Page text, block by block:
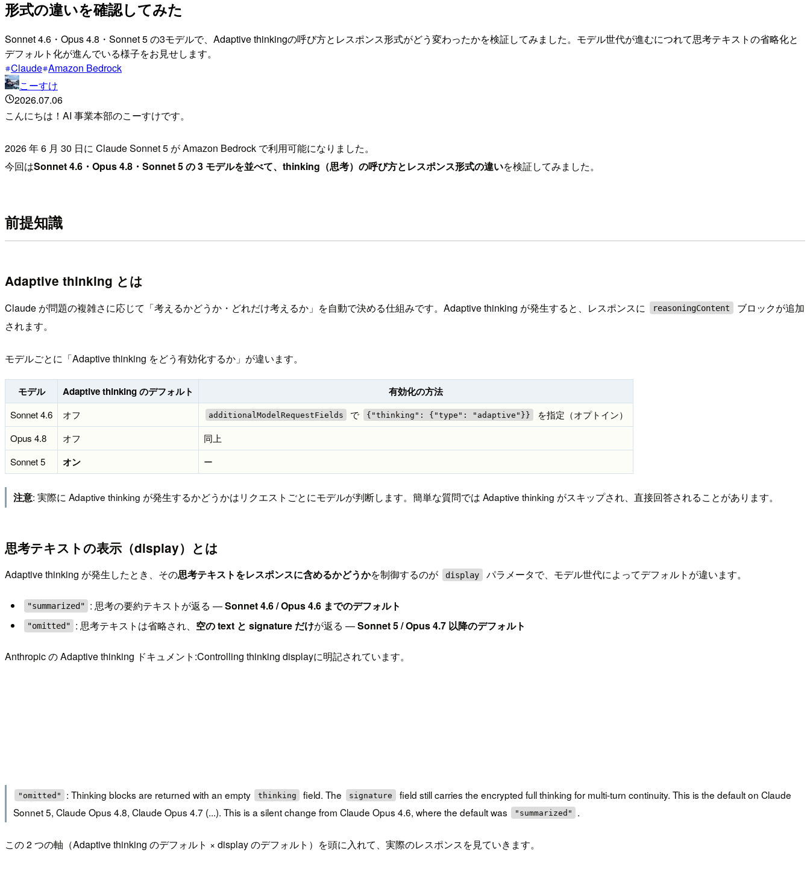
形式の違いを確認してみた
Sonnet 4.6・Opus 4.8・Sonnet 5 の3モデルで、Adaptive thinkingの呼び方とレスポンス形式がどう変わったかを検証してみました。モデル世代が進むにつれて思考テキストの省略化と
デフォルト化が進んでいる様子をお見せします。
Claude Amazon Bedrock
こーすけ
2026.07.06
こんにちは！AI 事業本部のこーすけです。
2026 年 6 月 30 日に Claude Sonnet 5 が Amazon Bedrock で利用可能になりました。
今回はSonnet 4.6・Opus 4.8・Sonnet 5 の 3 モデルを並べて、thinking（思考）の呼び方とレスポンス形式の違いを検証してみました。
前提知識
Adaptive thinking とは
Claude が問題の複雑さに応じて「考えるかどうか・どれだけ考えるか」を自動で決める仕組みです。Adaptive thinking が発生すると、レスポンスに reasoningContent
ブロックが追加
されます。
モデルごとに「Adaptive thinking をどう有効化するか」が違います。
モデル Adaptive thinking のデフォルト 有効化の方法
Sonnet 4.6 オフ additionalModelRequestFields で {"thinking": {"type": "adaptive"}}
を指定（オプトイン）
Opus 4.8
オフ
同上
Sonnet 5
オン ー
注意: 実際に Adaptive thinking が発生するかどうかはリクエストごとにモデルが判断します。簡単な質問では Adaptive thinking がスキップされ、直接回答されることがあります。
思考テキストの表示（display）とは
Adaptive thinking が発生したとき、その思考テキストをレスポンスに含めるかどうかを制御するのが display パラメータで、モデル世代によってデフォルトが違います。
"summarized" : 思考の要約テキストが返る —Sonnet 4.6 / Opus 4.6 までのデフォルト
"omitted" : 思考テキストは省略され、 空の text と signature だけが返る —Sonnet 5 / Opus 4.7 以降のデフォルト
Anthropic の Adaptive thinking ドキュメント:Controlling thinking displayに明記されています。
"omitted" : Thinking blocks are returned with an empty thinking field. The signature
field still carries the encrypted full thinking for multi-turn continuity. This is the default on Claude
Sonnet 5, Claude Opus 4.8, Claude Opus 4.7 (...). This is a silent change from Claude Opus 4.6, where the default was
"summarized" .
この 2 つの軸（Adaptive thinking のデフォルト × display のデフォルト）を頭に入れて、実際のレスポンスを見ていきます。